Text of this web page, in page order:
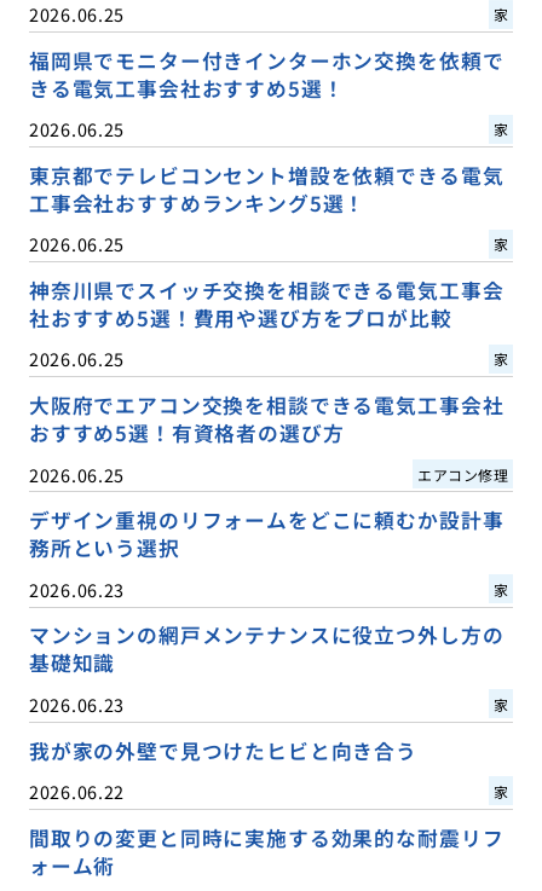
2026.06.25 家
福岡県でモニター付きインターホン交換を依頼で
きる電気工事会社おすすめ5選！
2026.06.25 家
東京都でテレビコンセント増設を依頼できる電気
工事会社おすすめランキング5選！
2026.06.25 家
神奈川県でスイッチ交換を相談できる電気工事会
社おすすめ5選！費用や選び方をプロが比較
2026.06.25 家
大阪府でエアコン交換を相談できる電気工事会社
おすすめ5選！有資格者の選び方
2026.06.25 エアコン修理
デザイン重視のリフォームをどこに頼むか設計事
務所という選択
2026.06.23 家
マンションの網戸メンテナンスに役立つ外し方の
基礎知識
2026.06.23 家
我が家の外壁で見つけたヒビと向き合う
2026.06.22 家
間取りの変更と同時に実施する効果的な耐震リフ
ォーム術